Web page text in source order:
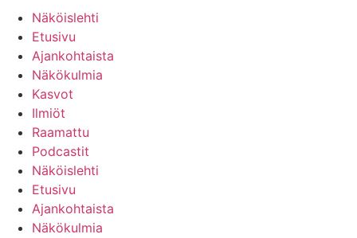
Näköislehti
Etusivu
Ajankohtaista
Näkökulmia
Kasvot
Ilmiöt
Raamattu
Podcastit
Näköislehti
Etusivu
Ajankohtaista
Näkökulmia